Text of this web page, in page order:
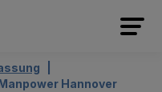
Hannover